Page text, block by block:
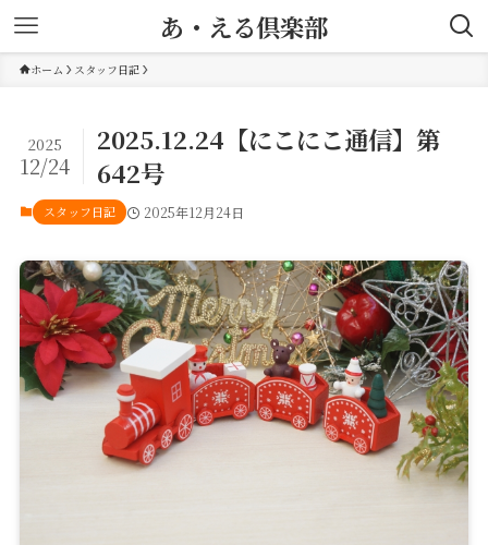
あ・える倶楽部
ホーム スタッフ日記
2025.12.24【にこにこ通信】第
642号
2025
12/24
スタッフ日記 2025年12月24日